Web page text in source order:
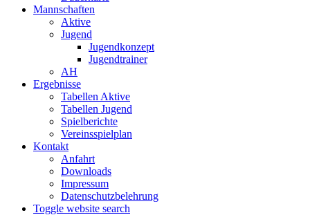
Mannschaften
Aktive
Jugend
Jugendkonzept
Jugendtrainer
AH
Ergebnisse
Tabellen Aktive
Tabellen Jugend
Spielberichte
Vereinsspielplan
Kontakt
Anfahrt
Downloads
Impressum
Datenschutzbelehrung
Toggle website search